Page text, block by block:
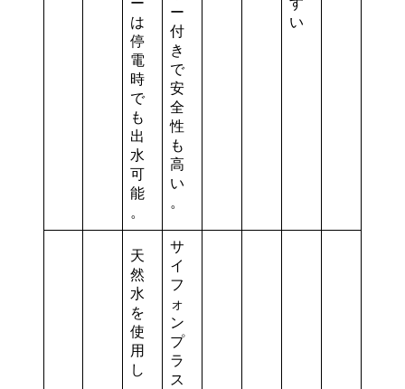
は
停
電
時
で
も
出
水
可
能
。
ー
付
き
で
安
全
性
も
高
い
。
い
天
然
水
を
使
用
し
サ
イ
フ
ォ
ン
プ
ラ
ス